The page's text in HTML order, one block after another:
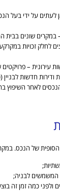
לעתים על ידי בעל
שונים בבית
לחלק זכויות
עירונית –
ודירות חדשות
לאחר השיפוץ
של הנכס.
המשמשים לבניה;
ולפני כמה זמן זה